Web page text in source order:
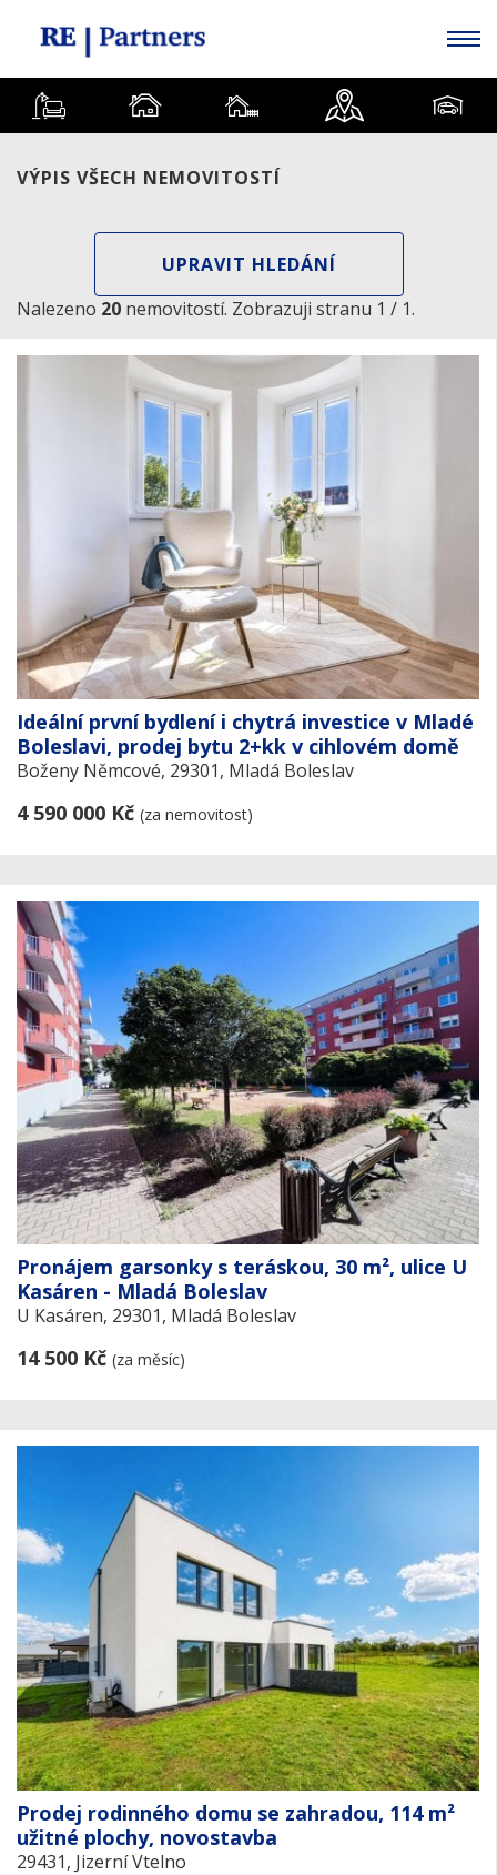
VÝPIS VŠECH NEMOVITOSTÍ
UPRAVIT HLEDÁNÍ
Nalezeno 20 nemovitostí. Zobrazuji stranu 1 / 1.
Ideální první bydlení i chytrá investice v Mladé
Boleslavi, prodej bytu 2+kk v cihlovém domě
Boženy Němcové, 29301, Mladá Boleslav
4 590 000 Kč (za nemovitost)
Pronájem garsonky s teráskou, 30 m², ulice U
Kasáren - Mladá Boleslav
U Kasáren, 29301, Mladá Boleslav
14 500 Kč (za měsíc)
Prodej rodinného domu se zahradou, 114 m²
užitné plochy, novostavba
29431, Jizerní Vtelno